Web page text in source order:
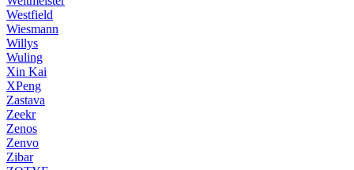
Westfield
Wiesmann
Willys
Wuling
Xin Kai
XPeng
Zastava
Zeekr
Zenos
Zenvo
Zibar